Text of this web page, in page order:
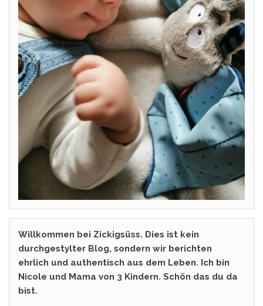
Willkommen bei Zickigsüss. Dies ist kein
durchgestylter Blog, sondern wir berichten
ehrlich und authentisch aus dem Leben. Ich bin
Nicole und Mama von 3 Kindern. Schön das du da
bist.